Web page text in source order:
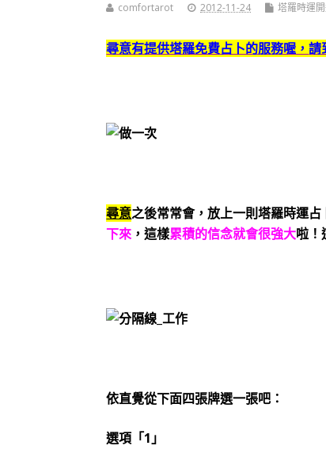
comfortarot 2012-11-24 塔羅時運
尋意有提供塔羅免費占卜的服務喔，請
尋意之後常常會，放上一則塔羅時運
下來 ，這樣累積的信念就會很強大啦！
依直覺從下面四張牌選一張吧：
選項「1」